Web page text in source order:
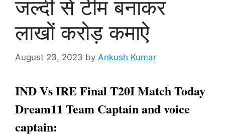
जल्दी से टीम बनाकर
लाखों करोड़ कमाऐ
August 23, 2023 by Ankush Kumar
IND Vs IRE Final T20I Match Today
Dream11 Team Captain and voice
captain: